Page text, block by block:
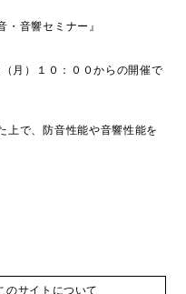
音響セミナー』
月）１０：００からの開催で
上で、防音性能や音響性能を
のサイトについて